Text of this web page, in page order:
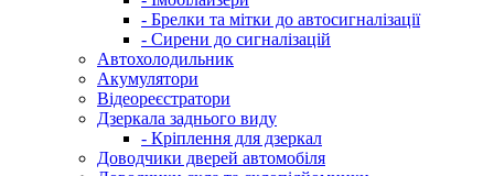
- Брелки та мітки до автосигналізації
- Сирени до сигналізацій
Автохолодильник
Акумулятори
Відеореєстратори
Дзеркала заднього виду
- Кріплення для дзеркал
Доводчики дверей автомобіля